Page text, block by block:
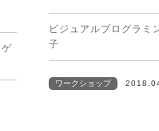
ゲ
ビジュアルプログラミ
子
ワークショップ